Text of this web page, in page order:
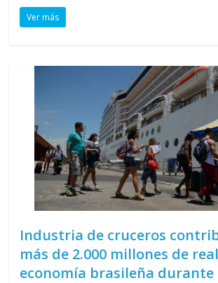
Ver más
Industria de cruceros
más de 2.000 millones de
economía brasileña durante